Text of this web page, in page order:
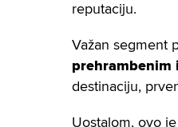
reputaciju.
Važan segment
prehrambenim
destinaciju,
Uostalom, ovo